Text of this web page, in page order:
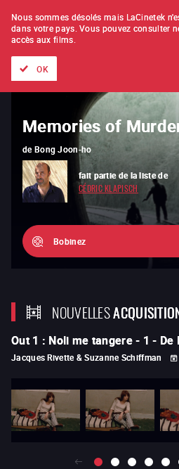
À L'UNITÉ
Memories of
de Bong Joon-ho
fait partie de la liste de
CÉDRIC KLAPISCH
Bobinez
Au hasard Balthazar
de Robert Bresson
vous est recommandé par
ROBIN CAMPILLO
NOUVELLES
Out 1 : Noli me tangere - 1 - De
Jacques Rivette & Suzanne Schiffman
Nous sommes désolés mais LaCinetek
dans votre pays. Vous pouvez consulter
accès aux films.
OK